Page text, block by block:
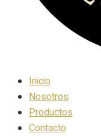
Inicio
Nosotros
Productos
Contacto